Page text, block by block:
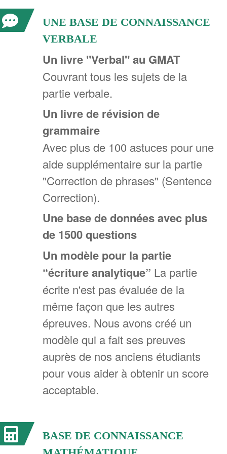
UNE BASE DE CONNAISSANCE
VERBALE
Un livre "Verbal" au GMAT
Couvrant tous les sujets de la
partie verbale.
Un livre de révision de
grammaire
Avec plus de 100 astuces pour une
aide supplémentaire sur la partie
"Correction de phrases" (Sentence
Correction).
Une base de données avec plus
de 1500 questions
Un modèle pour la partie
“écriture analytique” La partie
écrite n'est pas évaluée de la
même façon que les autres
épreuves. Nous avons créé un
modèle qui a fait ses preuves
auprès de nos anciens étudiants
pour vous aider à obtenir un score
acceptable.
BASE DE CONNAISSANCE